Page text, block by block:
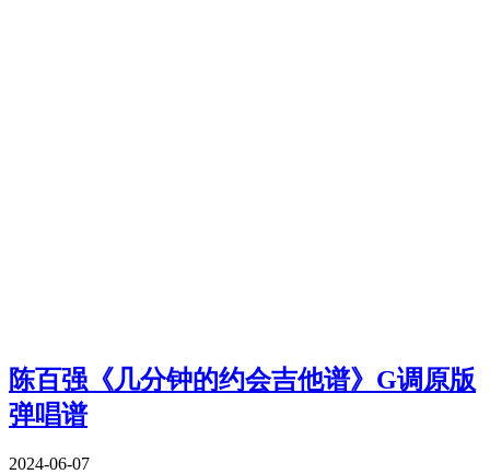
陈百强《几分钟的约会吉他谱》G调原版
弹唱谱
2024-06-07